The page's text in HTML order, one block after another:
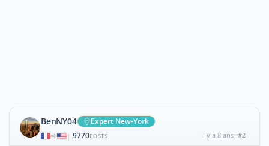
BenNY04 Expert New-York
| 9770POSTS il y a 8 ans #2